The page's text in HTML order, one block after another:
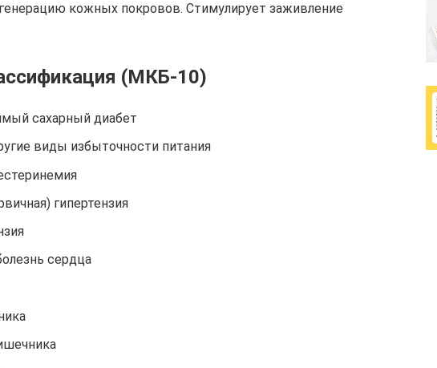
кожных покровов. Стимулирует заживление
(МКБ-10)
сахарный диабет
виды избыточности питания
гипертензия
сердца